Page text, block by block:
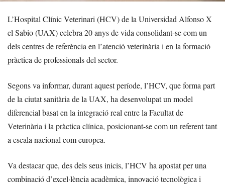
L’Hospital Clínic Veterinari (HCV) de la Universidad Alfonso X
el Sabio (UAX) celebra 20 anys de vida consolidant-se com un
dels centres de referència en l’atenció veterinària i en la formació
pràctica de professionals del sector.
Segons va informar, durant aquest període, l’HCV, que forma part
de la ciutat sanitària de la UAX, ha desenvolupat un model
diferencial basat en la integració real entre la Facultat de
Veterinària i la pràctica clínica, posicionant-se com un referent tant
a escala nacional com europea.
Va destacar que, des dels seus inicis, l’HCV ha apostat per una
combinació d’excel·lència acadèmica, innovació tecnològica i